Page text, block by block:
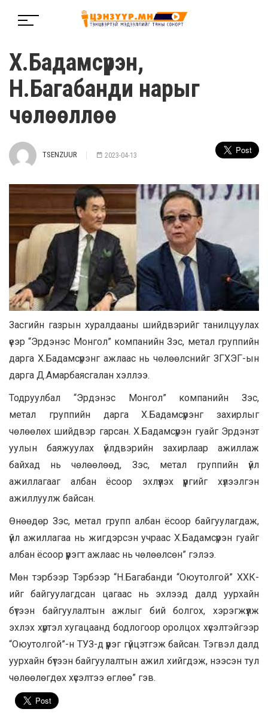
Х.Бадамсүрэн,
Н.Багабанди нарыг
чөлөөллөө
TSENZUUR 2023-04-13
Засгийн газрын хуралдааны шийдвэрийг танилцуулах
үеэр “Эрдэнэс Монгол” компанийн Зэс, метал группийн
дарга Х.Бадамсүрэнг ажлаас нь чөлөөлснийг ЗГХЭГ-ын
дарга Д.Амарбаясгалан хэллээ.
Тодруулбал “Эрдэнэс Монгол” компанийн Зэс,
метал группийн дарга Х.Бадамсүрэнг захирлыг
чөлөөлөх шийдвэр гарсан. Х.Бадамсүрэн гуайг Эрдэнэт
уулын баяжуулах үйлдвэрийн захирлаар ажиллаж
байхад нь чөлөөлөөд, Зэс, метал группийн үйл
ажиллагааг албан ёсоор эхлүүлэх үүргийг хүлээлгэн
ажиллуулж байсан.
Өнөөдөр Зэс, метал групп албан ёсоор байгуулагдаж,
үйл ажиллагаа нь жигдэрсэн учраас Х.Бадамсүрэн гуайг
албан ёсоор үүрэгт ажлаас нь чөлөөлсөн” гэлээ.
Мөн тэрбээр Тэрбээр “Н.Багабанди “Оюутолгой” ХХК-
ийг байгуулагдсан цагаас нь эхлээд далд уурхайн
бүтээн байгуулалтын ажлыг бий болгох, хэрэгжүүлж
эхлэх хүртэл хугацаанд бодлогоор оролцох хүсэлтэйгээр
“Оюутолгой”-н ТУЗ-д үүрэг гүйцэтгэж байсан. Тэгвэл далд
уурхайн бүтээн байгуулалтын ажил хийгдэж, нээсэн тул
чөлөөлөгдөх хүсэлтээ өглөө” гэв.